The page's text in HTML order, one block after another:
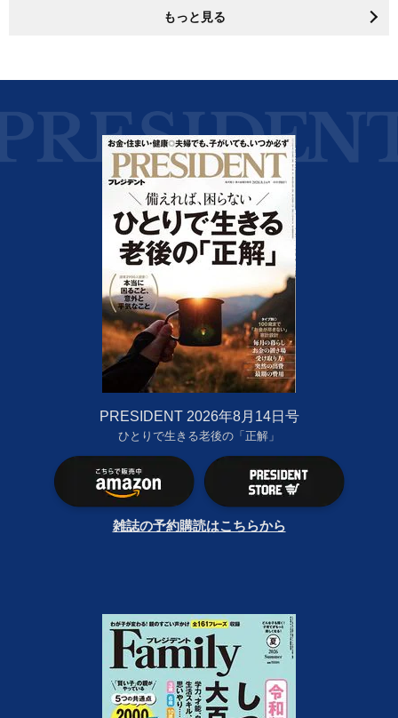
もっと見る
PRESIDENT 2026年8月14日号
ひとりで生きる老後の「正解」
雑誌の予約購読はこちらから